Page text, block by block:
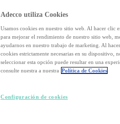
Adecco utiliza Cookies
Usamos cookies en nuestro sitio web. Al hacer clic
para mejorar el rendimiento de nuestro sitio web,
ayudarnos en nuestro trabajo de marketing. Al
cookies estrictamente necesarias en su dispositivo,
seleccionar esta opción puede resultar en una
consulte nuestra a nuestra Política de Cookies
Configuración de cookies